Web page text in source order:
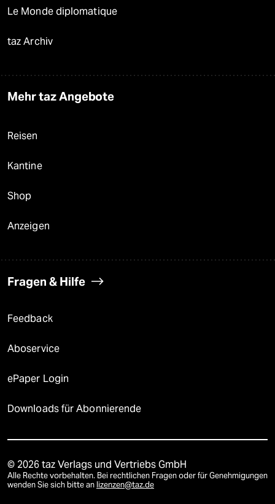
Le Monde diplomatique
taz Archiv
Mehr taz Angebote
Reisen
Kantine
Shop
Anzeigen
Fragen & Hilfe
Feedback
Aboservice
ePaper Login
Downloads für Abonnierende
© 2026 taz Verlags und Vertriebs GmbH
Alle Rechte vorbehalten. Bei rechtlichen Fragen oder für Genehmigungen
wenden Sie sich bitte an lizenzen@taz.de